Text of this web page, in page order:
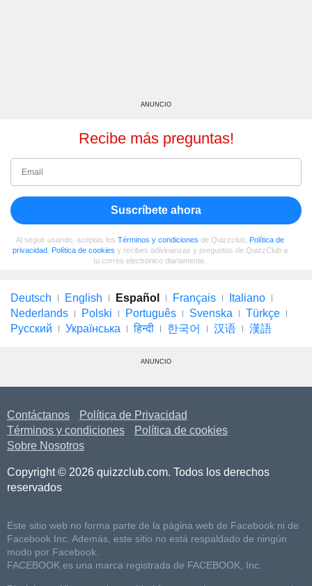
ANUNCIO
Recibe más preguntas!
Suscríbete ahora
Al seguir usando, aceptas los Términos y condiciones de Quizzclub, Política de
privacidad, Política de cookies y recibes adivinanzas y preguntas de QuizzClub a
tu correo electrónico diariamente.
Deutsch English Español Français
Italiano
Nederlands
Polski Português Svenska
Türkçe
Русский
Українська हिन्दी 한국어 汉语 漢語
ANUNCIO
Contáctanos
Política de Privacidad
Términos y condiciones
Política de cookies
Sobre Nosotros
Copyright © 2026 quizzclub.com. Todos los derechos
reservados
Este sitio web no forma parte de la página web de Facebook ni de
Facebook Inc. Además, este sitio no está respaldado de ningún
modo por Facebook.
FACEBOOK es una marca registrada de FACEBOOK, Inc.